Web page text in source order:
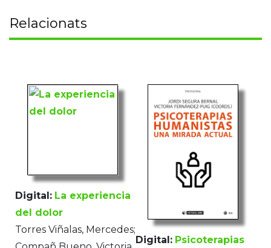
Relacionats
Digital: La experiencia
del dolor
Torres Viñalas, Mercedes;
Digital: Psicoterapias